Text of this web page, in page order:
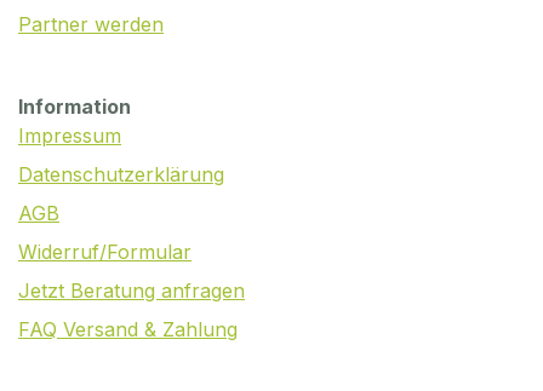
Partner werden
Information
Impressum
Datenschutzerklärung
AGB
Widerruf/Formular
Jetzt Beratung anfragen
FAQ Versand & Zahlung